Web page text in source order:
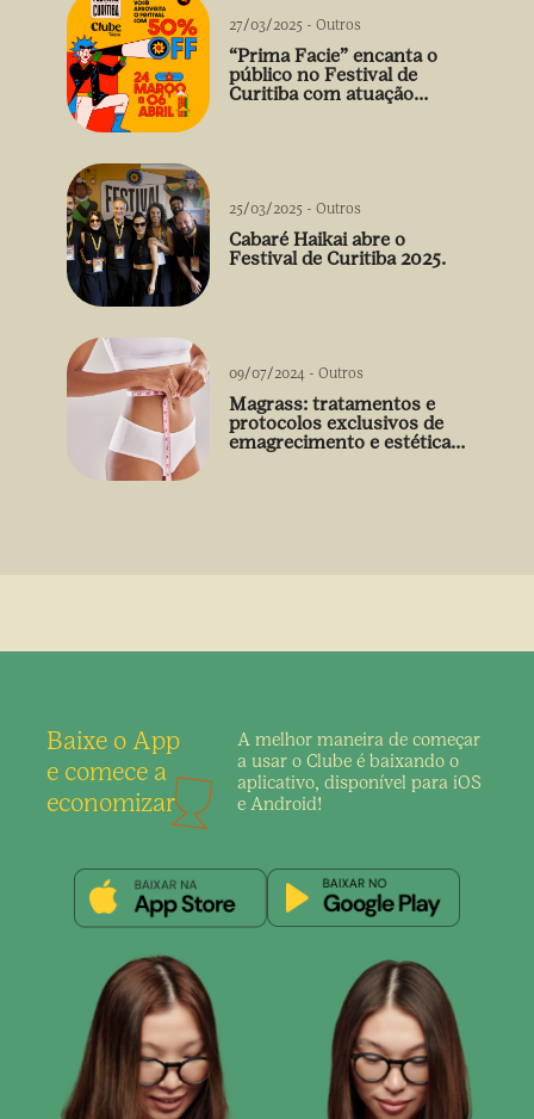
27/03/2025 - Outros
“Prima Facie” encanta o
público no Festival de
Curitiba com atuação
25/03/2025 - Outros
Cabaré Haikai abre o
Festival de Curitiba 2025.
09/07/2024 - Outros
Magrass: tratamentos e
protocolos exclusivos de
emagrecimento e estética
Baixe o App
e comece a
economizar
A melhor maneira de começar
a usar o Clube é baixando o
aplicativo, disponível para iOS
e Android!